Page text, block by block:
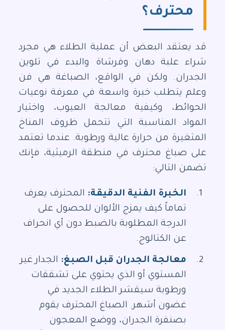
محترف؟
قد يعتقد البعض أن عملية الطلاء هي مجرد
شراء علبة دهان وفرشاة والبدء في تلوين
الجدران. ولكن في الواقع، الصباغة هي فن
وعلم يتطلب خبرة واسعة في معرفة نوعيات
الحوائط، وكيفية معالجة العيوب، واختيار
المواد المناسبة التي تتحمل ظروف المناخ
المتغيرة من حرارة عالية ورطوبة. عندما تعتمد
على صباغ محترف في منطقة الرميثية، فإنك
تضمن التالي:
الخبرة الفنية الدقيقة: المحترف يعرف
تماماً كيف يمزج الألوان للحصول على
الدرجة المطلوبة بالضبط دون أي انحراف
عن الكتالوج.
معالجة الجدران قبل الصبغ: الجدار غير
المستوي أو الذي يحتوي على تشققات
ورطوبة سيقشر الطلاء الجديد في
غضون أشهر. الصباغ المحترف يقوم
بصنفرة الجدران، ووضع المعجون